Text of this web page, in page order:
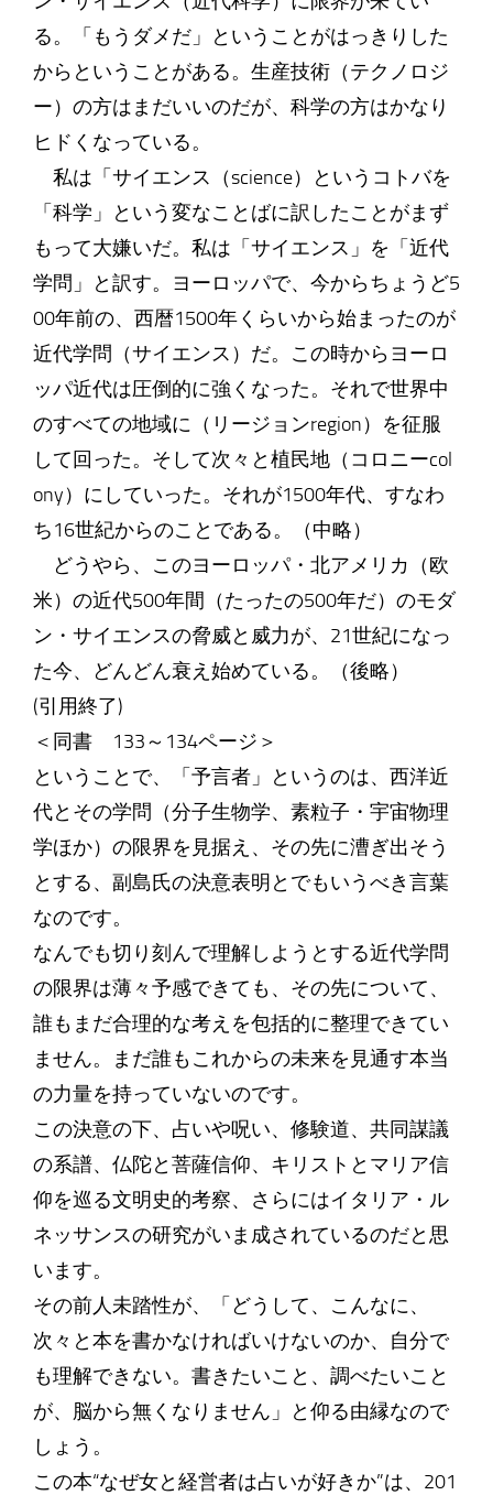
る。「もうダメだ」ということがはっきりした
からということがある。生産技術（テクノロジ
ー）の方はまだいいのだが、科学の方はかなり
ヒドくなっている。
私は「サイエンス（science）というコトバを
「科学」という変なことばに訳したことがまず
もって大嫌いだ。私は「サイエンス」を「近代
学問」と訳す。ヨーロッパで、今からちょうど5
00年前の、西暦1500年くらいから始まったのが
近代学問（サイエンス）だ。この時からヨーロ
ッパ近代は圧倒的に強くなった。それで世界中
のすべての地域に（リージョンregion）を征服
して回った。そして次々と植民地（コロニーcol
ony）にしていった。それが1500年代、すなわ
ち16世紀からのことである。（中略）
どうやら、このヨーロッパ・北アメリカ（欧
米）の近代500年間（たったの500年だ）のモダ
ン・サイエンスの脅威と威力が、21世紀になっ
た今、どんどん衰え始めている。（後略）
(引用終了)
＜同書 133～134ページ＞
ということで、「予言者」というのは、西洋近
代とその学問（分子生物学、素粒子・宇宙物理
学ほか）の限界を見据え、その先に漕ぎ出そう
とする、副島氏の決意表明とでもいうべき言葉
なのです。
なんでも切り刻んで理解しようとする近代学問
の限界は薄々予感できても、その先について、
誰もまだ合理的な考えを包括的に整理できてい
ません。まだ誰もこれからの未来を見通す本当
の力量を持っていないのです。
この決意の下、占いや呪い、修験道、共同謀議
の系譜、仏陀と菩薩信仰、キリストとマリア信
仰を巡る文明史的考察、さらにはイタリア・ル
ネッサンスの研究がいま成されているのだと思
います。
その前人未踏性が、「どうして、こんなに、
次々と本を書かなければいけないのか、自分で
も理解できない。書きたいこと、調べたいこと
が、脳から無くなりません」と仰る由縁なので
しょう。
この本“なぜ女と経営者は占いが好きか”は、201